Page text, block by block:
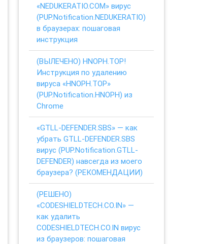
«NEDUKERATIO.COM» вирус
(PUP.Notification.NEDUKERATIO)
в браузерах: пошаговая
инструкция
(ВЫЛЕЧЕНО) HNOPH.TOP!
Инструкция по удалению
вируса «HNOPH.TOP»
(PUP.Notification.HNOPH) из
Chrome
«GTLL-DEFENDER.SBS» — как
убрать GTLL-DEFENDER.SBS
вирус (PUP.Notification.GTLL-
DEFENDER) навсегда из моего
браузера? (РЕКОМЕНДАЦИИ)
(РЕШЕНО)
«CODESHIELDTECH.CO.IN» —
как удалить
CODESHIELDTECH.CO.IN вирус
из браузеров: пошаговая